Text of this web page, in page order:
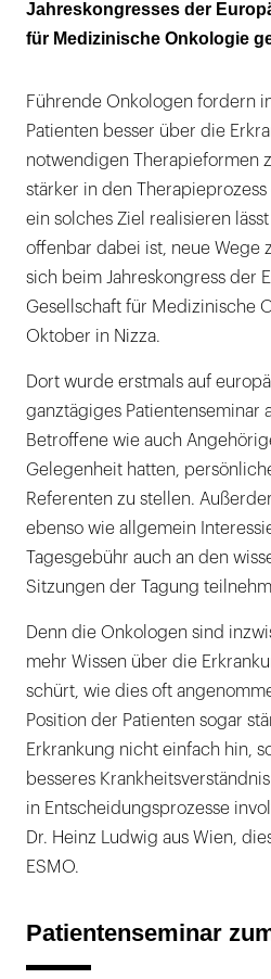
Krebspatienten auf die
ansprechen
Jahreskongresses der
für Medizinische Onkologie
Führende Onkologen fordern
Patienten besser über die
notwendigen Therapieformen
stärker in den
ein solches Ziel realisieren
offenbar dabei ist, neue Wege
sich beim Jahreskongress der
Gesellschaft für Medizinische
Oktober in Nizza.
Dort wurde erstmals auf
ganztägiges Patientenseminar
Betroffene wie auch
Gelegenheit hatten,
Referenten zu stellen.
ebenso wie allgemein
Tagesgebühr auch an den
Sitzungen der Tagung
Denn die Onkologen sind
mehr Wissen über die
schürt, wie dies oft
Position der Patienten sogar
Erkrankung nicht einfach hin,
besseres
in Entscheidungsprozesse
Dr. Heinz Ludwig aus Wien,
ESMO.
Patientenseminar